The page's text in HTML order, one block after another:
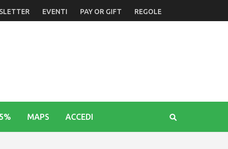
EVENTI PAY OR GIFT REGOLE
MAPS ACCEDI